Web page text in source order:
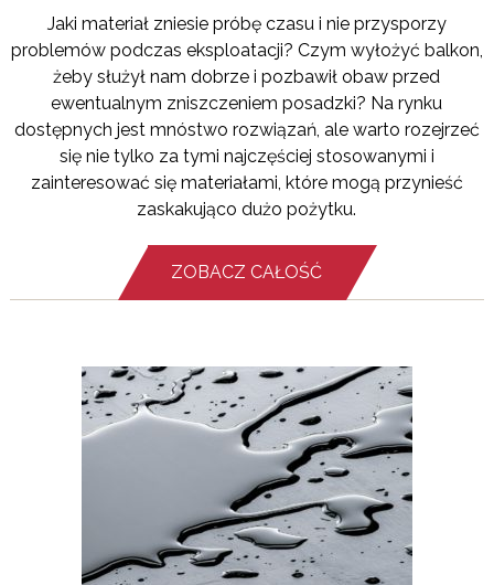
Jaki materiał zniesie próbę czasu i nie przysporzy
problemów podczas eksploatacji? Czym wyłożyć balkon,
żeby służył nam dobrze i pozbawił obaw przed
ewentualnym zniszczeniem posadzki? Na rynku
dostępnych jest mnóstwo rozwiązań, ale warto rozejrzeć
się nie tylko za tymi najczęściej stosowanymi i
zainteresować się materiałami, które mogą przynieść
zaskakująco dużo pożytku.
ZOBACZ CAŁOŚĆ